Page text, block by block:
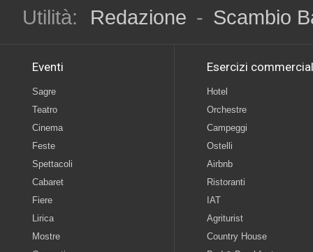
Utilità:
Redazione - Scambio
Eventi
Sagre
Teatro
Cinema
Feste
Spettacoli
Cabaret
Fiere
Lirica
Mostre
Esercizi
Hotel
Orchestre
Campeggi
Ostelli
Airbnb
Ristoranti
IAT
Agriturist
Country House